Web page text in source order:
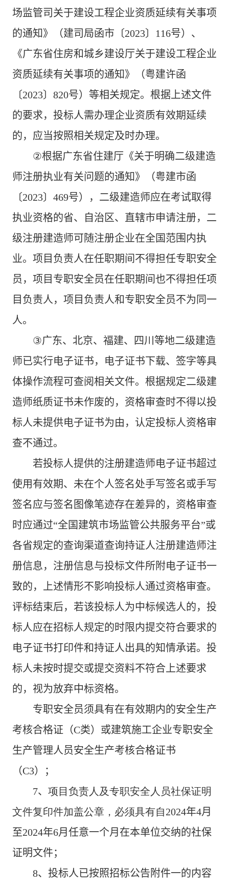
场监管司关于建设工程企业资质延续有关事项
的通知》（建司局函市〔2023〕 116号）、
《广东省住房和城乡建设厅关于建设工程企业
资质延续有关事项的通知》（粤建许函
〔2023〕 820号）等相关规定。根据上述文件
的要求，投标人需办理企业资质有效期延续
的，应当按照相关规定及时办理。
②根据广东省住建厅《关于明确二级建造
师注册执业有关问题的通知》（粤建市函
〔2023〕 469号），二级建造师应在考试取得
执业资格的省、自治区、直辖市申请注册，二
级注册建造师可随注册企业在全国范围内执
业。项目负责人在任职期间不得担任专职安全
员，项目专职安全员在任职期间也不得担任项
目负责人，项目负责人和专职安全员不为同一
人。
③广东、北京、福建、四川等地二级建造
师已实行电子证书，电子证书下载、签字等具
体操作流程可查阅相关文件。根据规定二级建
造师纸质证书未作废的，资格审查时不得以投
标人未提供电子证书为由，认定投标人资格审
查不通过。
若投标人提供的注册建造师电子证书超过
使用有效期、未在个人签名处手写签名或手写
签名应与签名图像笔迹存在差异的，资格审查
时应通过“全国建筑市场监管公共服务平台”或
各省规定的查询渠道查询持证人注册建造师注
册信息，注册信息与投标文件所附电子证书一
致的，上述情形不影响投标人通过资格审查。
评标结束后，若该投标人为中标候选人的，投
标人应在招标人规定的时限内提交符合要求的
电子证书打印件和持证人出具的知情承诺。投
标人未按时提交或提交资料不符合上述要求
的，视为放弃中标资格。
专职安全员须具有在有效期内的安全生产
考核合格证（C类）或建筑施工企业专职安全
生产管理人员安全生产考核合格证书
（C3）
；
7、 项目负责人及专职安全人员社保证明
文件复印件加盖公章，必须具有自2024年4月
至2024年6月任意一个月 在本单位交纳的社保
证明文件；
8、投标人已按照招标公告附件一的内容